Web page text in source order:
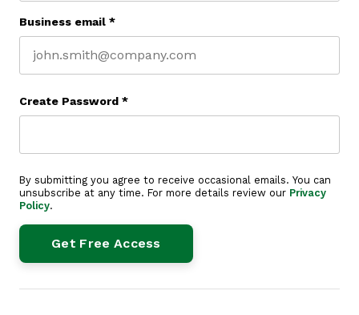
Business email *
Create Password *
By submitting you agree to receive occasional emails. You can
unsubscribe at any time. For more details review our Privacy
Policy.